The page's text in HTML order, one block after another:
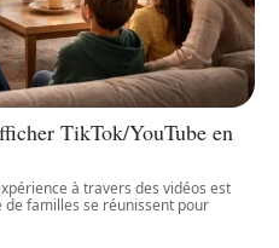
TikTok/YouTube en
à travers des vidéos est
familles se réunissent pour